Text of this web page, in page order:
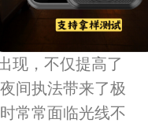
现，不仅提高了
间执法带来了极
常常面临光线不